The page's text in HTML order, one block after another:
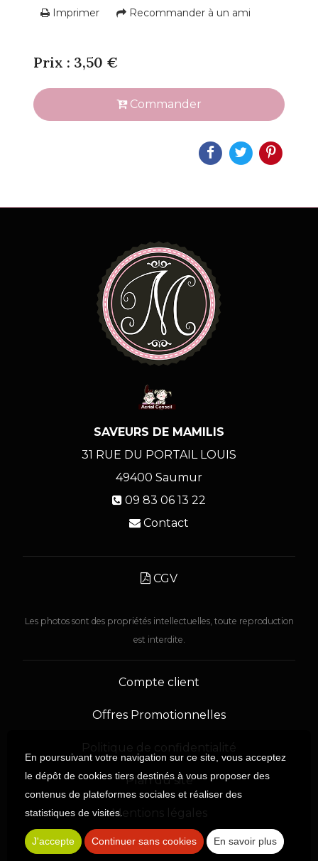
Imprimer Recommander à un ami
Prix : 3,50 €
Commander
SAVEURS DE MAMILIS
31 RUE DU PORTAIL LOUIS
49400 Saumur
09 83 06 13 22
Contact
CGV
Les photos sont des propriétés intellectuelles, toute reproduction
est interdite.
Compte client
Offres Promotionnelles
Politique de confidentialité
Plan du site
Mentions légales
En poursuivant votre navigation sur ce site, vous acceptez
le dépôt de cookies tiers destinés à vous proposer des
contenus de plateformes sociales et réaliser des
statistiques de visites.
J'accepte Continuer sans cookies En savoir plus